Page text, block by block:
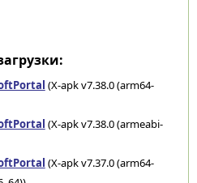
(X-apk v7.38.0 (arm64-
(X-apk v7.38.0 (armeabi-
(X-apk v7.37.0 (arm64-